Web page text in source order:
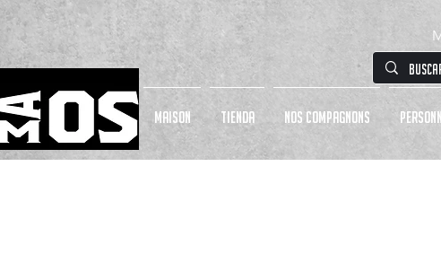
MAISON Tienda NOS COMPAGNONS